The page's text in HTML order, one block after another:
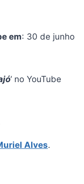
em: 30 de junho
‘ no YouTube
Alves.